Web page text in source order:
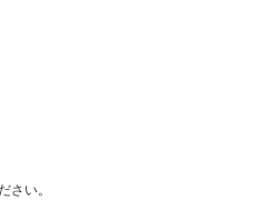
さい。